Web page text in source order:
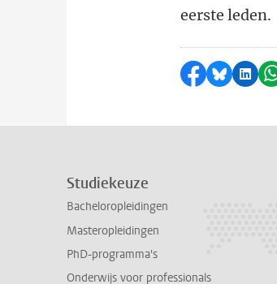
eerste leden.
Delen op
Delen
Studiekeuze
Bacheloropleidingen
Masteropleidingen
PhD-programma's
Onderwijs voor professionals